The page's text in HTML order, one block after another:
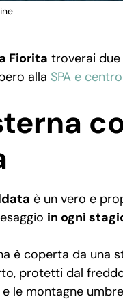
Fiorita troverai due
alla SPA e
è un vero e
in ogni
è coperta da una
protetti dal
le montagne